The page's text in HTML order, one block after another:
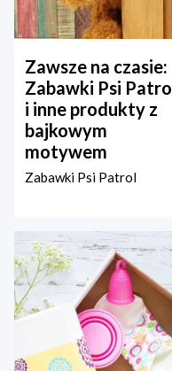
Zawsze na czasie:
Zabawki Psi Patrol
i inne produkty z
bajkowym
motywem
Zabawki Psi Patrol